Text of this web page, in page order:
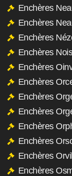
Enchères
Enchères
Enchères
Enchères
Enchères
Enchères
Enchères
Enchères
Enchères
Enchères
Enchères
Enchères